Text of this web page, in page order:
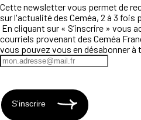
Cette newsletter vous permet de
sur l'actualité des Ceméa, 2 à 3 fois
En cliquant sur « S’inscrire » vous
courriels provenant des Ceméa
vous pouvez vous en désabonner à
S'inscrire